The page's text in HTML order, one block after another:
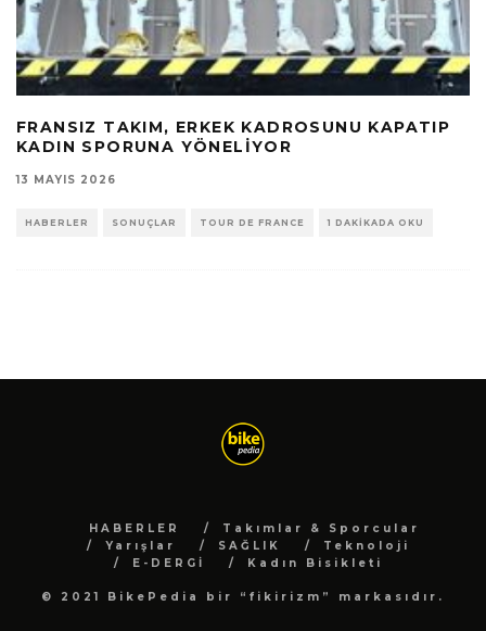
FRANSIZ TAKIM, ERKEK KADROSUNU KAPATIP
KADIN SPORUNA YÖNELIYOR
13 MAYIS 2026
HABERLER SONUÇLAR TOUR DE FRANCE 1 DAKIKADA OKU
HABERLER
Takımlar & Sporcular
Yarışlar
SAĞLIK
Teknoloji
E-DERGİ
Kadın Bisikleti
© 2021 BikePedia bir “fikirizm” markasıdır.